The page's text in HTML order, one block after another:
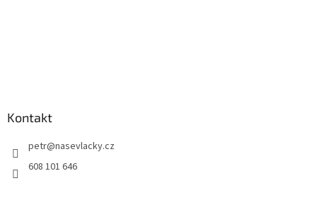
Kontakt
petr@nasevlacky.cz
608 101 646